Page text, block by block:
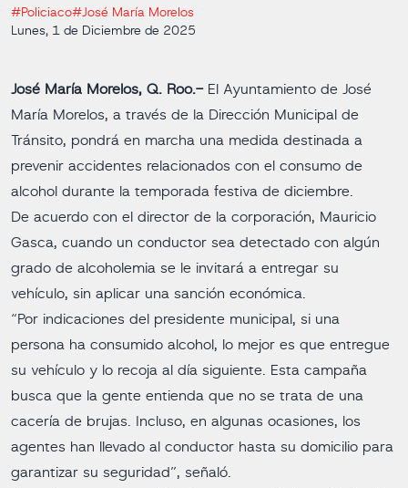
#Policiaco#José María Morelos
Lunes, 1 de Diciembre de 2025
José María Morelos, Q. Roo.- El Ayuntamiento de José
María Morelos, a través de la Dirección Municipal de
Tránsito, pondrá en marcha una medida destinada a
prevenir accidentes relacionados con el consumo de
alcohol durante la temporada festiva de diciembre.
De acuerdo con el director de la corporación, Mauricio
Gasca, cuando un conductor sea detectado con algún
grado de alcoholemia se le invitará a entregar su
vehículo, sin aplicar una sanción económica.
“Por indicaciones del presidente municipal, si una
persona ha consumido alcohol, lo mejor es que entregue
su vehículo y lo recoja al día siguiente. Esta campaña
busca que la gente entienda que no se trata de una
cacería de brujas. Incluso, en algunas ocasiones, los
agentes han llevado al conductor hasta su domicilio para
garantizar su seguridad”, señaló.